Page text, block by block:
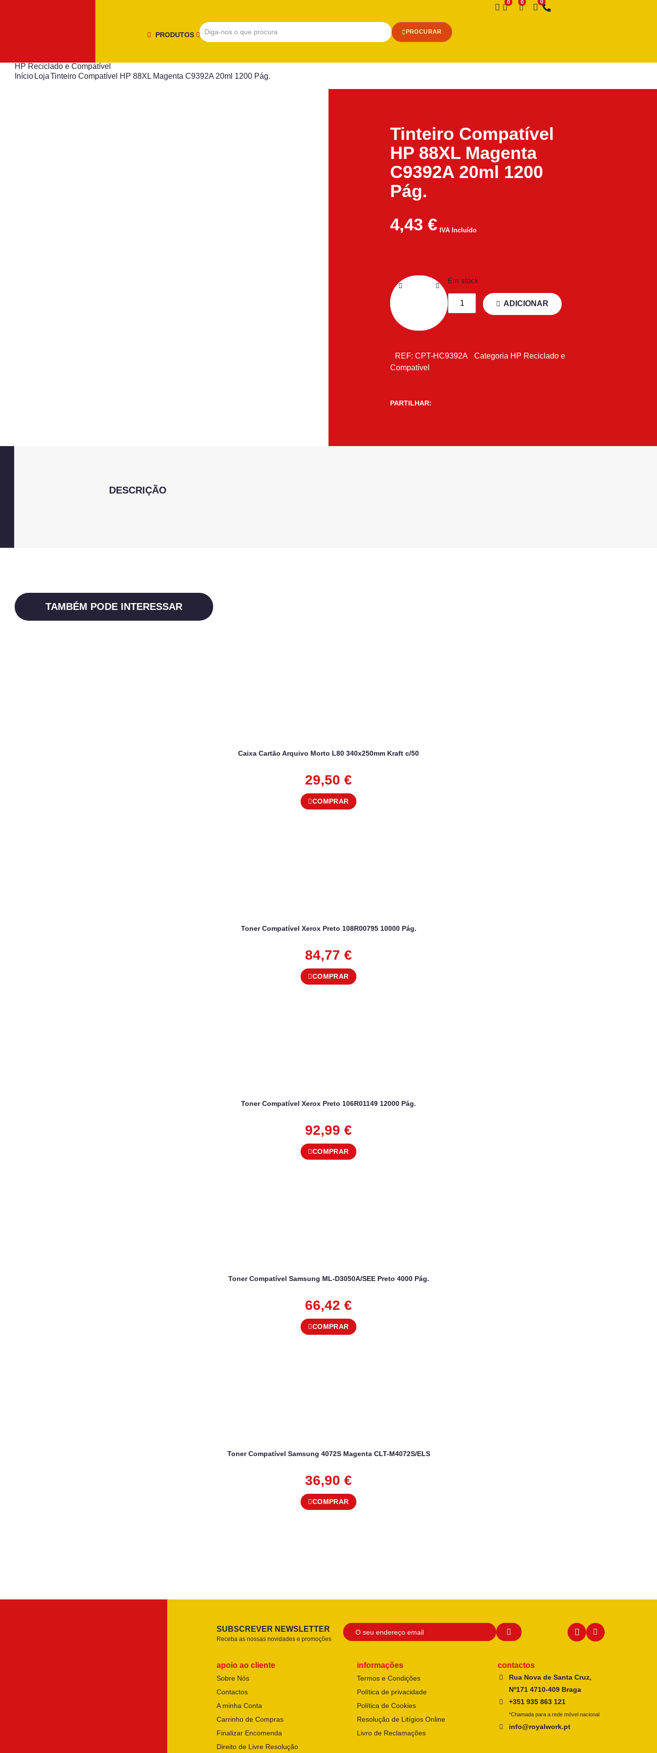
PRODUTOS PROCURAR
Desejo
HP Reciclado e Compatível
Início LojaTinteiro Compatível HP 88XL Magenta C9392A 20ml 1200 Pág.
Tinteiro Compatível
HP 88XL Magenta
C9392A 20ml 1200
Pág.
4,43 € IVA Incluído
Em stock
ADICIONAR
REF: CPT-HC9392A Categoria HP Reciclado e
Compatível
PARTILHAR:
DESCRIÇÃO
TAMBÉM PODE INTERESSAR
Caixa Cartão Arquivo Morto L80 340x250mm Kraft c/50
29,50 €
COMPRAR
Toner Compatível Xerox Preto 108R00795 10000 Pág.
84,77 €
COMPRAR
Toner Compatível Xerox Preto 106R01149 12000 Pág.
92,99 €
COMPRAR
Toner Compatível Samsung ML-D3050A/SEE Preto 4000 Pág.
66,42 €
COMPRAR
Toner Compatível Samsung 4072S Magenta CLT-M4072S/ELS
36,90 €
COMPRAR
SUBSCREVER NEWSLETTER
Receba as nossas novidades e promoções
apoio ao cliente
Sobre Nós
Contactos
A minha Conta
Carrinho de Compras
Finalizar Encomenda
Direito de Livre Resolução
informações
Termos e Condições
Política de privacidade
Política de Cookies
Resolução de Litígios Online
Livro de Reclamações
contactos
Rua Nova de Santa Cruz,
Nº171 4710-409 Braga
+351 935 863 121
*Chamada para a rede móvel nacional
info@royalwork.pt